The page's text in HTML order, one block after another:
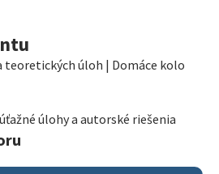
teoretických úloh | Domáce kolo
úlohy a autorské riešenia